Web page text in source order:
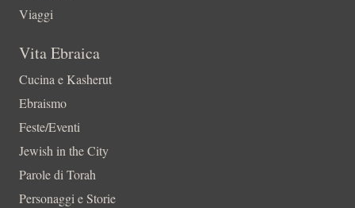
Viaggi
Vita Ebraica
Cucina e Kasherut
Ebraismo
Feste/Eventi
Jewish in the City
Parole di Torah
Personaggi e Storie